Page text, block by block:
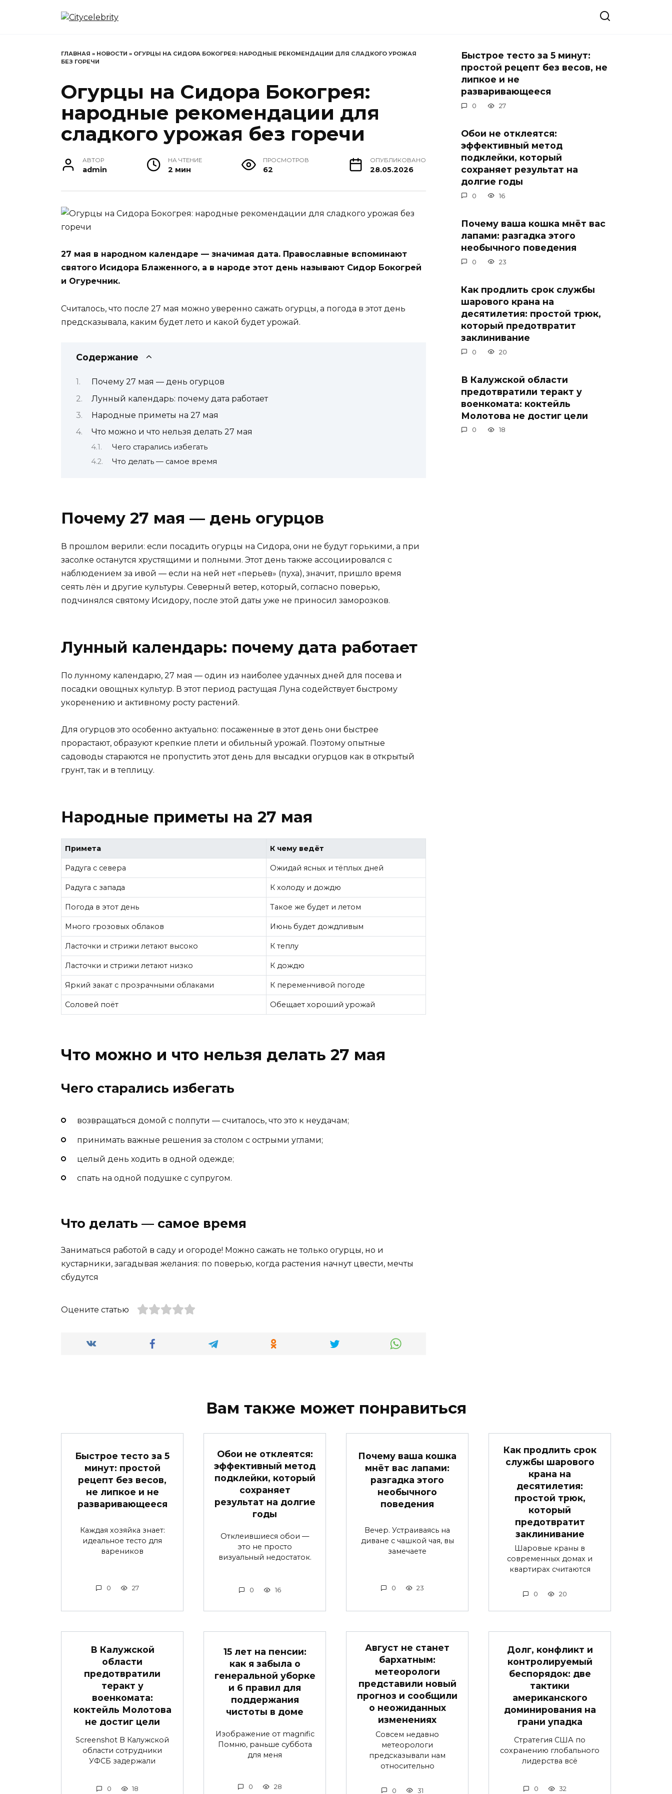
ГЛАВНАЯ » НОВОСТИ » ОГУРЦЫ НА СИДОРА БОКОГРЕЯ: НАРОДНЫЕ РЕКОМЕНДАЦИИ ДЛЯ СЛАДКОГО УРОЖАЯ
БЕЗ ГОРЕЧИ
Огурцы на Сидора Бокогрея:
народные рекомендации для
сладкого урожая без горечи
АВТОР
admin
НА ЧТЕНИЕ
2 мин
ПРОСМОТРОВ
62
ОПУБЛИКОВАНО
28.05.2026
27 мая в народном календаре — значимая дата. Православные вспоминают
святого Исидора Блаженного, а в народе этот день называют Сидор Бокогрей
и Огуречник.
Считалось, что после 27 мая можно уверенно сажать огурцы, а погода в этот день
предсказывала, каким будет лето и какой будет урожай.
Содержание
Почему 27 мая — день огурцов
Лунный календарь: почему дата работает
Народные приметы на 27 мая
Что можно и что нельзя делать 27 мая
Чего старались избегать
Что делать — самое время
Почему 27 мая — день огурцов
В прошлом верили: если посадить огурцы на Сидора, они не будут горькими, а при
засолке останутся хрустящими и полными. Этот день также ассоциировался с
наблюдением за ивой — если на ней нет «перьев» (пуха), значит, пришло время
сеять лён и другие культуры. Северный ветер, который, согласно поверью,
подчинялся святому Исидору, после этой даты уже не приносил заморозков.
Лунный календарь: почему дата работает
По лунному календарю, 27 мая — один из наиболее удачных дней для посева и
посадки овощных культур. В этот период растущая Луна содействует быстрому
укоренению и активному росту растений.
Для огурцов это особенно актуально: посаженные в этот день они быстрее
прорастают, образуют крепкие плети и обильный урожай. Поэтому опытные
садоводы стараются не пропустить этот день для высадки огурцов как в открытый
грунт, так и в теплицу.
Народные приметы на 27 мая
Примета К чему ведёт
Радуга с севера Ожидай ясных и тёплых дней
Радуга с запада К холоду и дождю
Погода в этот день Такое же будет и летом
Много грозовых облаков Июнь будет дождливым
Ласточки и стрижи летают высоко К теплу
Ласточки и стрижи летают низко К дождю
Яркий закат с прозрачными облаками К переменчивой погоде
Соловей поёт Обещает хороший урожай
Что можно и что нельзя делать 27 мая
Чего старались избегать
возвращаться домой с полпути — считалось, что это к неудачам;
принимать важные решения за столом с острыми углами;
целый день ходить в одной одежде;
спать на одной подушке с супругом.
Что делать — самое время
Заниматься работой в саду и огороде! Можно сажать не только огурцы, но и
кустарники, загадывая желания: по поверью, когда растения начнут цвести, мечты
сбудутся
Оцените статью
Быстрое тесто за 5 минут:
простой рецепт без весов, не
липкое и не
разваривающееся
0 27
Обои не отклеятся:
эффективный метод
подклейки, который
сохраняет результат на
долгие годы
0 16
Почему ваша кошка мнёт вас
лапами: разгадка этого
необычного поведения
0 23
Как продлить срок службы
шарового крана на
десятилетия: простой трюк,
который предотвратит
заклинивание
0 20
В Калужской области
предотвратили теракт у
военкомата: коктейль
Молотова не достиг цели
0 18
Вам также может понравиться
Быстрое тесто за 5
минут: простой
рецепт без весов,
не липкое и не
разваривающееся
Каждая хозяйка знает:
идеальное тесто для
вареников
0 27
Обои не отклеятся:
эффективный метод
подклейки, который
сохраняет
результат на долгие
годы
Отклеившиеся обои —
это не просто
визуальный недостаток.
0 16
Почему ваша кошка
мнёт вас лапами:
разгадка этого
необычного
поведения
Вечер. Устраиваясь на
диване с чашкой чая, вы
замечаете
0 23
Как продлить срок
службы шарового
крана на
десятилетия:
простой трюк,
который
предотвратит
заклинивание
Шаровые краны в
современных домах и
квартирах считаются
0 20
В Калужской
области
предотвратили
теракт у
военкомата:
коктейль Молотова
не достиг цели
Screenshot В Калужской
области сотрудники
УФСБ задержали
0 18
15 лет на пенсии:
как я забыла о
генеральной уборке
и 6 правил для
поддержания
чистоты в доме
Изображение от magnific
Помню, раньше суббота
для меня
0 28
Август не станет
бархатным:
метеорологи
представили новый
прогноз и сообщили
о неожиданных
изменениях
Совсем недавно
метеорологи
предсказывали нам
относительно
0 31
Долг, конфликт и
контролируемый
беспорядок: две
тактики
американского
доминирования на
грани упадка
Стратегия США по
сохранению глобального
лидерства всё
0 32